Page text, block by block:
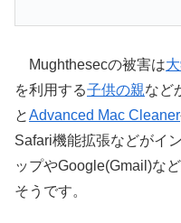
Mughthesecの被害は
を利用する子供の親など
とAdvanced Mac Cleaner
Safari機能拡張などがイ
ップやGoogle(Gmail)な
そうです。